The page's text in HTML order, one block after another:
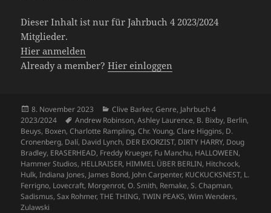
Dieser Inhalt ist nur für Jahrbuch 4 2023/2024
Mitglieder.
Hier anmelden
Already a member?Hier einloggen
Veröffentlicht
am
8. November 2023 Kategorien
Clive Barker,Genre, Jahrbuch 4
2023/2024
Schlagwörter
Andrew Robinson,Ashley Laurence, B. Bixby, Berlin,
Beuys, Boxen,Charlotte Rampling,Chr. Young,Clare Higgins, D.
Cronenberg, Dalí, David Lynch, DER EXORZIST, DIRTY HARRY, Doug
Bradley, ERASERHEAD, Freddy Krueger, Fu Manchu, HALLOWEEN,
Hammer Studios, HELLRAISER, HIMMEL ÜBER BERLIN, Hitchcock,
Hulk,Indiana Jones, James Bond, John Carpenter, KUCKUCKSNEST, L.
Ferrigno, Lovecraft, Morgenrot,O. Smith, Remake,S. Chapman,
Sadismus,Sax Rohmer,THE THING,TWIN PEAKS,Wim Wenders,
Zulawski